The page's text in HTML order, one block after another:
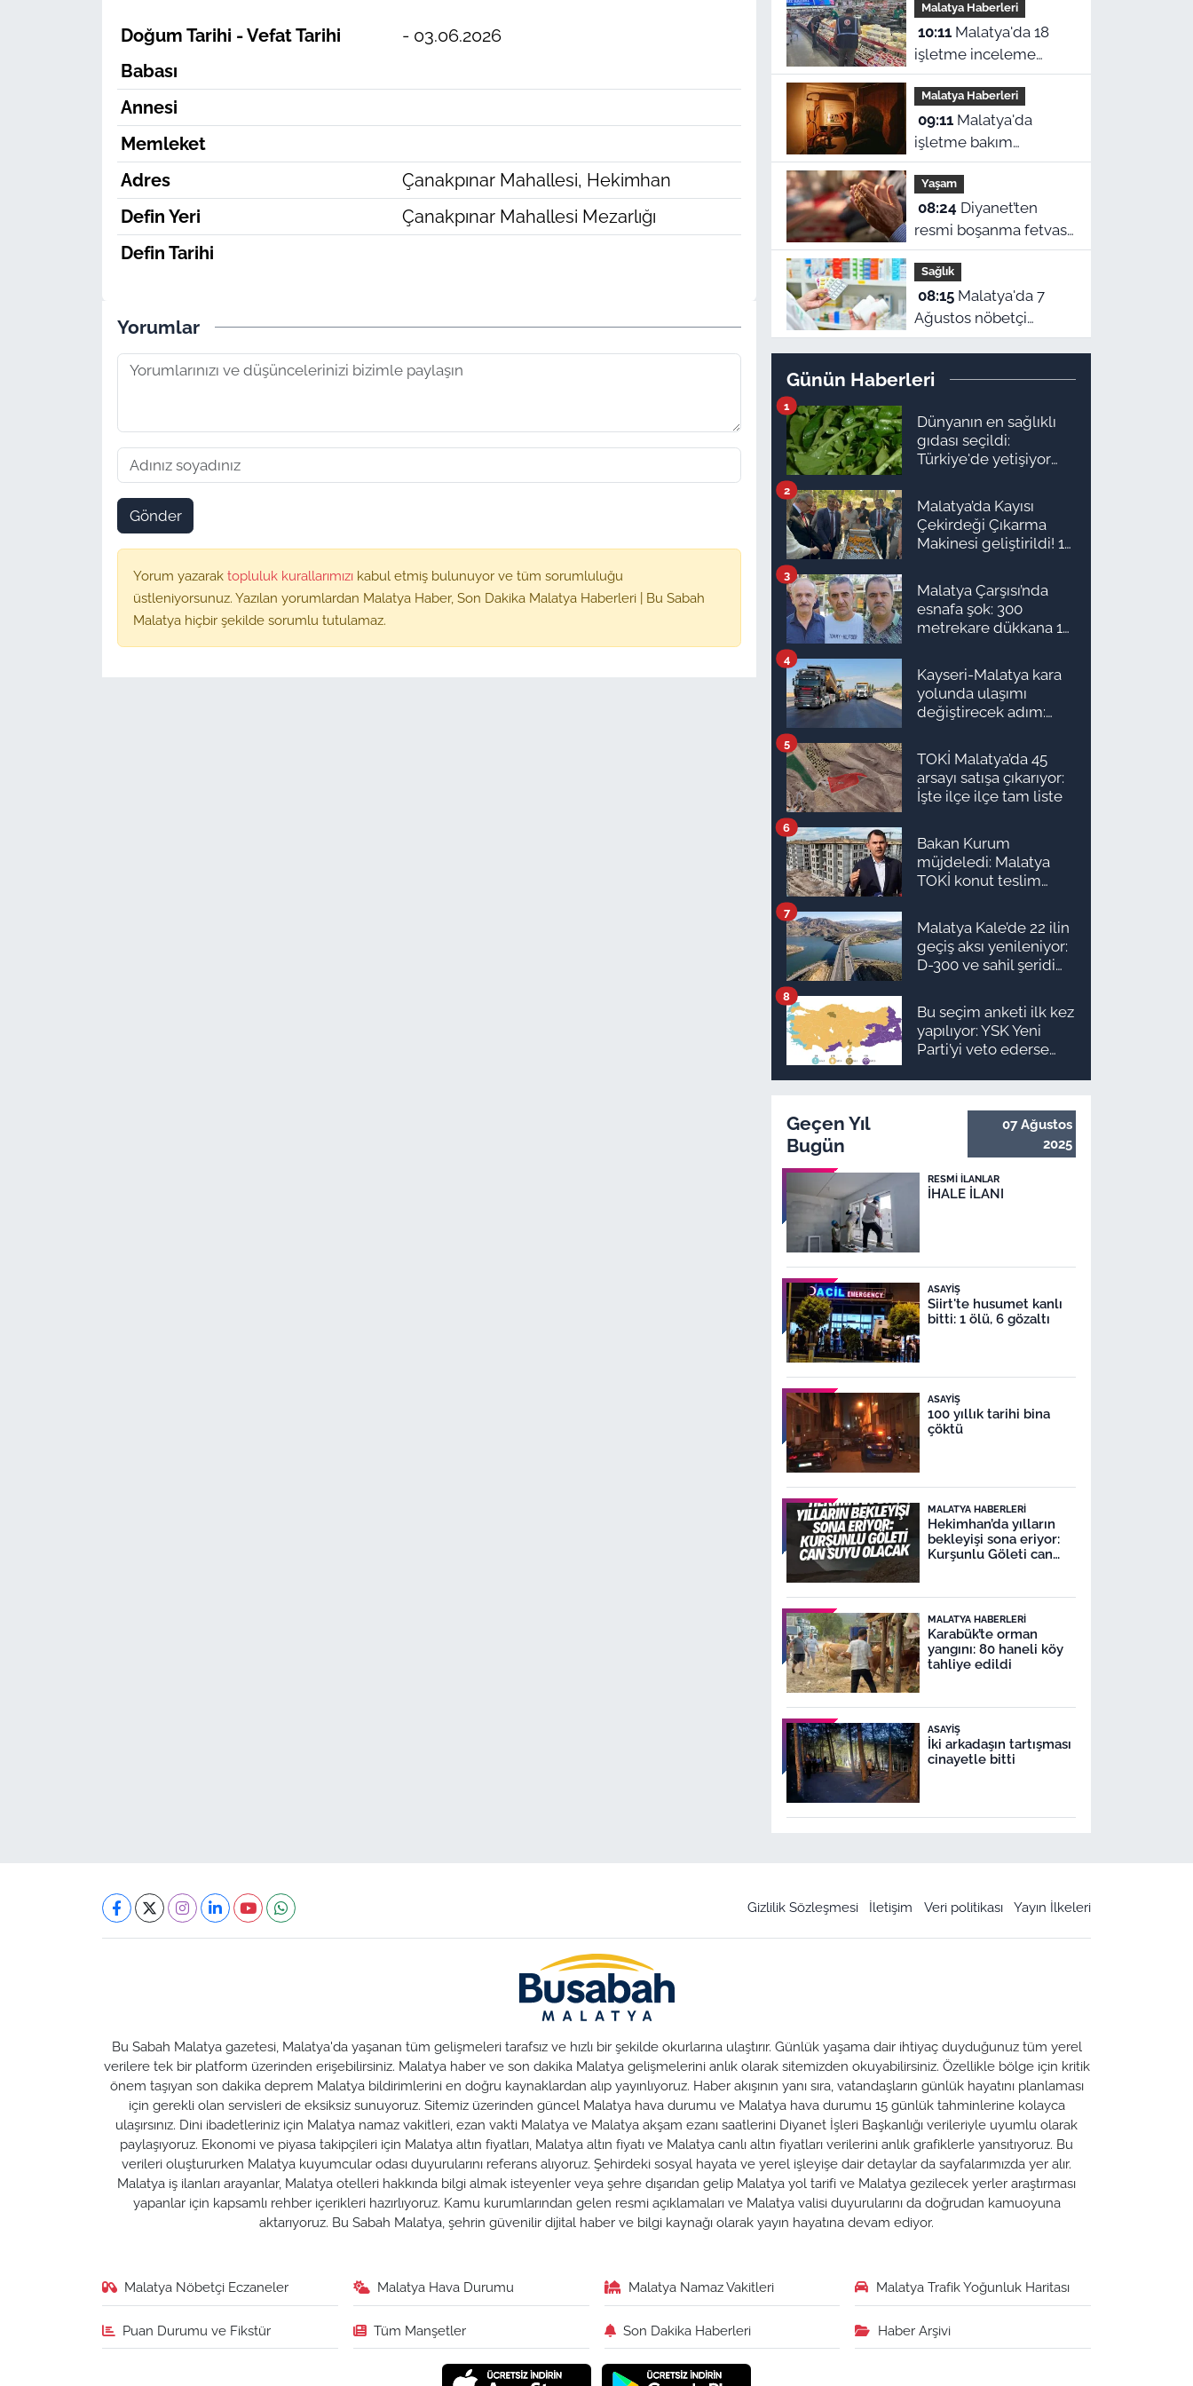
Doğum Tarihi - Vefat Tarihi
- 03.06.2026
Babası
Annesi
Memleket
Adres
Çanakpınar Mahallesi, Hekimhan
Defin Yeri
Çanakpınar Mahallesi Mezarlığı
Defin Tarihi
Yorumlar
Gönder
Yorum yazarak topluluk kurallarımızı kabul etmiş bulunuyor ve tüm sorumluluğu
üstleniyorsunuz. Yazılan yorumlardan Malatya Haber, Son Dakika Malatya Haberleri | Bu Sabah
Malatya hiçbir şekilde sorumlu tutulamaz.
kazanma şansı
yakalayacak
Malatya Haberleri
10:11Malatya'da 18
işletme inceleme
altında! Denetimlerde
544 bin liralık ceza
kesildi
Malatya Haberleri
09:11Malatya'da
işletme bakım
çalışmaları
kapsamında bir çok
ilçede planlı elektrik
kesintileri
uygulanacak.
Kesintilerin yap
Yaşam
08:24
resmi boşanma fetvası
ve Malatya namaz
vakitleri
Sağlık
08:15Malatya'da 7
Ağustos nöbetçi
eczaneler belli oldu!
Günün Haberleri
Dünyanın en sağlıklı
gıdası seçildi:
Türkiye'de yetişiyor
1
Malatya’da Kayısı
Çekirdeği Çıkarma
Makinesi geliştirildi! 16
2
Malatya Çarşısı’nda
esnafa şok: 300
metrekare dükkana 1
3
Kayseri-Malatya kara
yolunda ulaşımı
değiştirecek adım:
4
TOKİ Malatya’da 45
arsayı satışa çıkarıyor:
İşte ilçe ilçe tam liste
5
Bakan Kurum
müjdeledi: Malatya
TOKİ konut teslim
takvimi ve ödeme
planı
6
Malatya Kale’de 22 ilin
geçiş aksı yenileniyor:
D-300 ve sahil şeridi
7
Bu seçim anketi ilk kez
yapılıyor: YSK Yeni
Parti’yi veto ederse
olur?
8
Geçen Yıl
Bugün
07 Ağustos
2025
RESMI İLANLAR
İHALE İLANI
ASAYIŞ
Siirt'te husumet kanlı
bitti: 1 ölü, 6 gözaltı
ASAYIŞ
100 yıllık tarihi bina
çöktü
MALATYA HABERLERI
Hekimhan’da yılların
bekleyişi sona eriyor:
Kurşunlu Göleti can
MALATYA HABERLERI
Karabük’te orman
yangını: 80 haneli köy
tahliye edildi
ASAYIŞ
İki arkadaşın tartışması
cinayetle bitti
Gizlilik Sözleşmesi İletişim Veri politikası Yayın İlkeleri
Bu Sabah Malatya gazetesi, Malatya'da yaşanan tüm gelişmeleri tarafsız ve hızlı bir şekilde okurlarına ulaştırır. Günlük yaşama dair ihtiyaç duyduğunuz tüm yerel
verilere tek bir platform üzerinden erişebilirsiniz. Malatya haber ve son dakika Malatya gelişmelerini anlık olarak sitemizden okuyabilirsiniz. Özellikle bölge için kritik
önem taşıyan son dakika deprem Malatya bildirimlerini en doğru kaynaklardan alıp yayınlıyoruz. Haber akışının yanı sıra, vatandaşların günlük hayatını planlaması
için gerekli olan servisleri de eksiksiz sunuyoruz. Sitemiz üzerinden güncel Malatya hava durumu ve Malatya hava durumu 15 günlük tahminlerine kolayca
ulaşırsınız. Dini ibadetleriniz için Malatya namaz vakitleri, ezan vakti Malatya ve Malatya akşam ezanı saatlerini Diyanet İşleri Başkanlığı verileriyle uyumlu olarak
paylaşıyoruz. Ekonomi ve piyasa takipçileri için Malatya altın fiyatları, Malatya altın fiyatı ve Malatya canlı altın fiyatları verilerini anlık grafiklerle yansıtıyoruz. Bu
verileri oluştururken Malatya kuyumcular odası duyurularını referans alıyoruz. Şehirdeki sosyal hayata ve yerel işleyişe dair detaylar da sayfalarımızda yer alır.
Malatya iş ilanları arayanlar, Malatya otelleri hakkında bilgi almak isteyenler veya şehre dışarıdan gelip Malatya yol tarifi ve Malatya gezilecek yerler araştırması
yapanlar için kapsamlı rehber içerikleri hazırlıyoruz. Kamu kurumlarından gelen resmi açıklamaları ve Malatya valisi duyurularını da doğrudan kamuoyuna
aktarıyoruz. Bu Sabah Malatya, şehrin güvenilir dijital haber ve bilgi kaynağı olarak yayın hayatına devam ediyor.
Malatya Nöbetçi Eczaneler Malatya Hava Durumu Malatya Namaz Vakitleri Malatya Trafik Yoğunluk Haritası
Puan Durumu ve Fikstür Tüm Manşetler Son Dakika Haberleri Haber Arşivi